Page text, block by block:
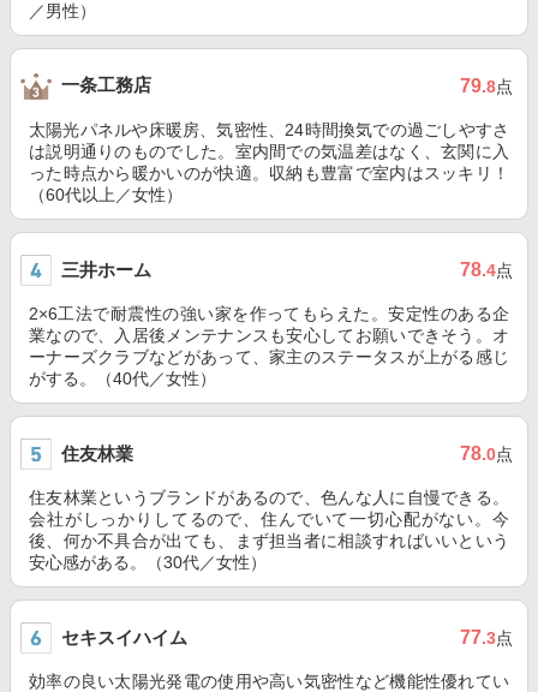
／男性）
一条工務店 79.8点
太陽光パネルや床暖房、気密性、24時間換気での過ごしやすさ
は説明通りのものでした。室内間での気温差はなく、玄関に入
った時点から暖かいのが快適。収納も豊富で室内はスッキリ！
（60代以上／女性）
三井ホーム 78.4点
2×6工法で耐震性の強い家を作ってもらえた。安定性のある企
業なので、入居後メンテナンスも安心してお願いできそう。オ
ーナーズクラブなどがあって、家主のステータスが上がる感じ
がする。（40代／女性）
住友林業 78.0点
住友林業というブランドがあるので、色んな人に自慢できる。
会社がしっかりしてるので、住んでいて一切心配がない。今
後、何か不具合が出ても、まず担当者に相談すればいいという
安心感がある。（30代／女性）
セキスイハイム 77.3点
効率の良い太陽光発電の使用や高い気密性など機能性優れてい